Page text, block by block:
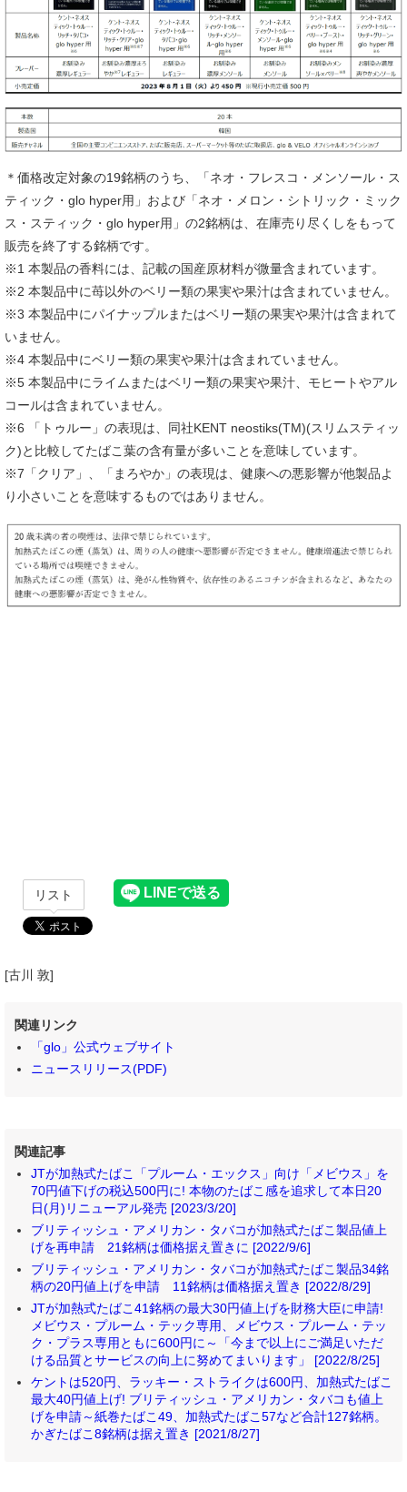
＊価格改定対象の19銘柄のうち、「ネオ・フレスコ・メンソール・ス
ティック・glo hyper用」および「ネオ・メロン・シトリック・ミック
ス・スティック・glo hyper用」の2銘柄は、在庫売り尽くしをもって
販売を終了する銘柄です。
※1 本製品の香料には、記載の国産原材料が微量含まれています。
※2 本製品中に苺以外のベリー類の果実や果汁は含まれていません。
※3 本製品中にパイナップルまたはベリー類の果実や果汁は含まれて
いません。
※4 本製品中にベリー類の果実や果汁は含まれていません。
※5 本製品中にライムまたはベリー類の果実や果汁、モヒートやアル
コールは含まれていません。
※6 「トゥルー」の表現は、同社KENT neostiks(TM)(スリムスティッ
ク)と比較してたばこ葉の含有量が多いことを意味しています。
※7「クリア」、「まろやか」の表現は、健康への悪影響が他製品よ
り小さいことを意味するものではありません。
リスト
[古川 敦]
関連リンク
「glo」公式ウェブサイト
ニュースリリース(PDF)
関連記事
JTが加熱式たばこ「プルーム・エックス」向け「メビウス」を
70円値下げの税込500円に! 本物のたばこ感を追求して本日20
日(月)リニューアル発売 [2023/3/20]
ブリティッシュ・アメリカン・タバコが加熱式たばこ製品値上
げを再申請 21銘柄は価格据え置きに [2022/9/6]
ブリティッシュ・アメリカン・タバコが加熱式たばこ製品34銘
柄の20円値上げを申請 11銘柄は価格据え置き [2022/8/29]
JTが加熱式たばこ41銘柄の最大30円値上げを財務大臣に申請!
メビウス・プルーム・テック専用、メビウス・プルーム・テッ
ク・プラス専用ともに600円に～「今まで以上にご満足いただ
ける品質とサービスの向上に努めてまいります」 [2022/8/25]
ケントは520円、ラッキー・ストライクは600円、加熱式たばこ
最大40円値上げ! ブリティッシュ・アメリカン・タバコも値上
げを申請～紙巻たばこ49、加熱式たばこ57など合計127銘柄。
かぎたばこ8銘柄は据え置き [2021/8/27]